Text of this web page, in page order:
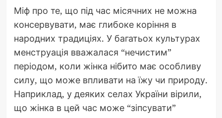
Міф про те, що під час місячних не можна
консервувати, має глибоке коріння в
народних традиціях. У багатьох культурах
менструація вважалася “нечистим”
періодом, коли жінка нібито має особливу
силу, що може впливати на їжу чи природу.
Наприклад, у деяких селах України вірили,
що жінка в цей час може “зіпсувати”